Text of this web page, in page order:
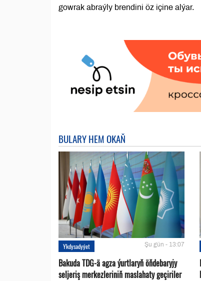
gowrak abraýly brendini öz içine alýar.
BULARY HEM OKAŇ
Ykdysadyýet Şu gün - 13:07
Bakuda TDG-ä agza ýurtlaryň öňdebaryjy
seljeriş merkezleriniň maslahaty geçiriler